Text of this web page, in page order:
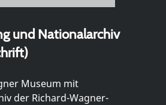
und Nationalarchiv
Museum mit
der Richard-Wagner-